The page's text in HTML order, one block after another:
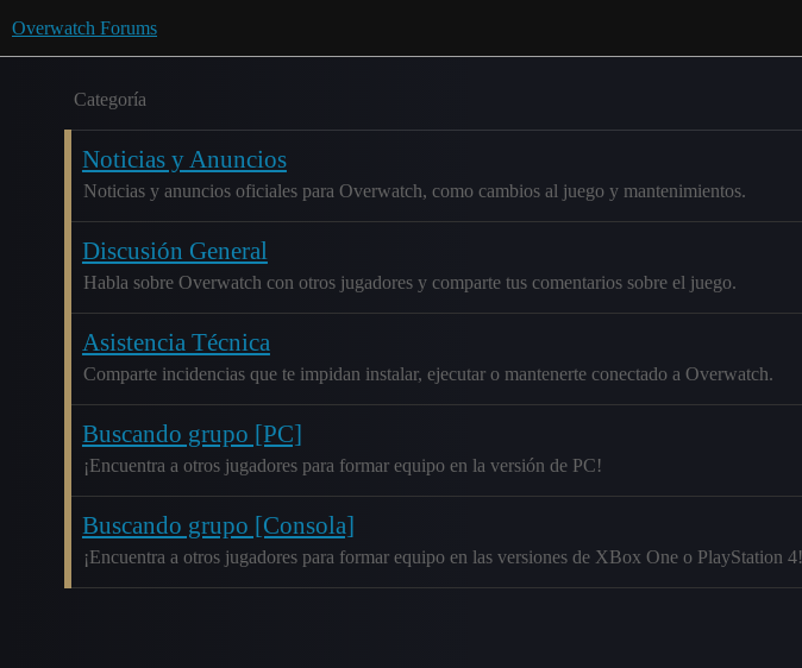
Overwatch Forums
Categoría
Noticias y Anuncios
Noticias y anuncios oficiales para Overwatch, como cambios al juego y mantenimientos.
Discusión General
Habla sobre Overwatch con otros jugadores y comparte tus comentarios sobre el juego.
Asistencia Técnica
Comparte incidencias que te impidan instalar, ejecutar o mantenerte conectado a Overwatch.
Buscando grupo [PC]
¡Encuentra a otros jugadores para formar equipo en la versión de PC!
Buscando grupo [Consola]
¡Encuentra a otros jugadores para formar equipo en las versiones de XBox One o PlayStation 4!